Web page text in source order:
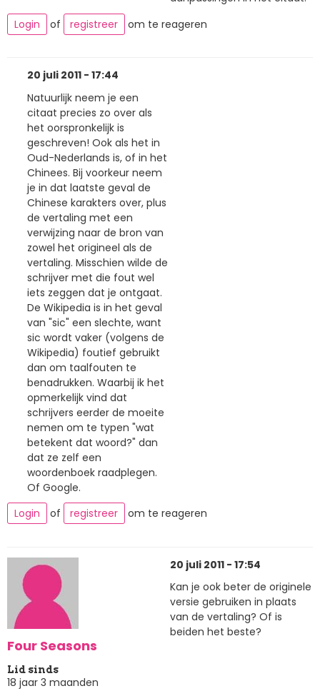
Login
of registreer om te reageren
20 juli 2011 - 17:44
Natuurlijk neem je een
citaat precies zo over als
het oorspronkelijk is
geschreven! Ook als het in
Oud-Nederlands is, of in het
Chinees. Bij voorkeur neem
je in dat laatste geval de
Chinese karakters over, plus
de vertaling met een
verwijzing naar de bron van
zowel het origineel als de
vertaling. Misschien wilde de
schrijver met die fout wel
iets zeggen dat je ontgaat.
De Wikipedia is in het geval
van "sic" een slechte, want
sic wordt vaker (volgens de
Wikipedia) foutief gebruikt
dan om taalfouten te
benadrukken. Waarbij ik het
opmerkelijk vind dat
schrijvers eerder de moeite
nemen om te typen "wat
betekent dat woord?" dan
dat ze zelf een
woordenboek raadplegen.
Of Google.
Login
of registreer om te reageren
Four Seasons
Lid sinds
18 jaar 3 maanden
20 juli 2011 - 17:54
Kan je ook beter de originele
versie gebruiken in plaats
van de vertaling? Of is
beiden het beste?